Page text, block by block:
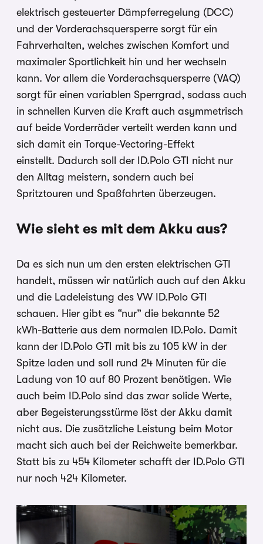
elektrisch gesteuerter Dämpferregelung (DCC)
und der Vorderachsquersperre sorgt für ein
Fahrverhalten, welches zwischen Komfort und
maximaler Sportlichkeit hin und her wechseln
kann. Vor allem die Vorderachsquersperre (VAQ)
sorgt für einen variablen Sperrgrad, sodass auch
in schnellen Kurven die Kraft auch asymmetrisch
auf beide Vorderräder verteilt werden kann und
sich damit ein Torque-Vectoring-Effekt
einstellt. Dadurch soll der ID.Polo GTI nicht nur
den Alltag meistern, sondern auch bei
Spritztouren und Spaßfahrten überzeugen.
Wie sieht es mit dem Akku aus?
Da es sich nun um den ersten elektrischen GTI
handelt, müssen wir natürlich auch auf den Akku
und die Ladeleistung des VW ID.Polo GTI
schauen. Hier gibt es “nur” die bekannte 52
kWh-Batterie aus dem normalen ID.Polo. Damit
kann der ID.Polo GTI mit bis zu 105 kW in der
Spitze laden und soll rund 24 Minuten für die
Ladung von 10 auf 80 Prozent benötigen. Wie
auch beim ID.Polo sind das zwar solide Werte,
aber Begeisterungsstürme löst der Akku damit
nicht aus. Die zusätzliche Leistung beim Motor
macht sich auch bei der Reichweite bemerkbar.
Statt bis zu 454 Kilometer schafft der ID.Polo GTI
nur noch 424 Kilometer.